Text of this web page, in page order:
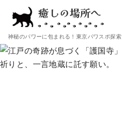
ン
ツ
神秘のパワーに包まれる！東京パワスポ探索